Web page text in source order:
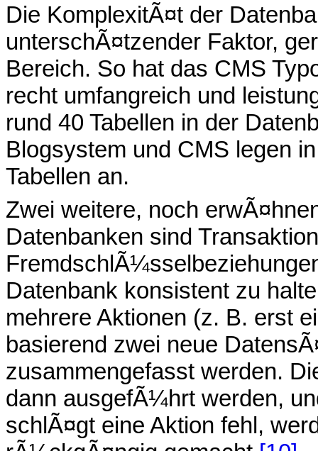
Die KomplexitÃ¤t der
unterschÃ¤tzender Faktor,
Bereich. So hat das CMS
recht umfangreich und
rund 40 Tabellen in der
Blogsystem und CMS legen
Tabellen an.
Zwei weitere, noch
Datenbanken sind
Datenbank konsistent zu
mehrere Aktionen (z. B. erst
basierend zwei neue
zusammengefasst werden.
dann ausgefÃ¼hrt werden,
schlÃ¤gt eine Aktion fehl,